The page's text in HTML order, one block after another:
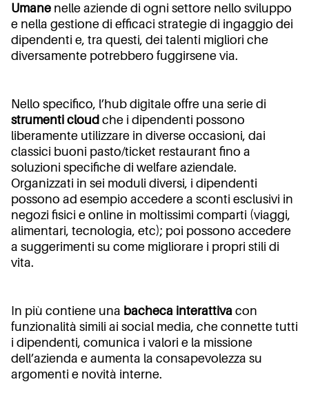
Umane nelle aziende di ogni settore nello sviluppo
e nella gestione di efficaci strategie di ingaggio dei
dipendenti e, tra questi, dei talenti migliori che
diversamente potrebbero fuggirsene via.
Nello specifico, l’hub digitale offre una serie di
strumenti cloud che i dipendenti possono
liberamente utilizzare in diverse occasioni, dai
classici buoni pasto/ticket restaurant fino a
soluzioni specifiche di welfare aziendale.
Organizzati in sei moduli diversi, i dipendenti
possono ad esempio accedere a sconti esclusivi in
negozi fisici e online in moltissimi comparti (viaggi,
alimentari, tecnologia, etc); poi possono accedere
a suggerimenti su come migliorare i propri stili di
vita.
In più contiene una bacheca interattiva con
funzionalità simili ai social media, che connette tutti
i dipendenti, comunica i valori e la missione
dell’azienda e aumenta la consapevolezza su
argomenti e novità interne.